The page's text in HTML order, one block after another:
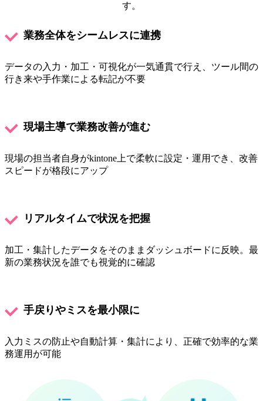
す。
業務全体をシームレスに連携
データの入力・加工・可視化が一気通貫で行え、ツール間の
行き来や手作業による転記が不要
現場主導で業務改善が進む
現場の担当者自身がkintone上で柔軟に設定・運用でき、改善
スピードが格段にアップ
リアルタイムで状況を把握
加工・集計したデータをそのままダッシュボードに反映。最
新の業務状況を誰でも視覚的に確認
手戻りやミスを最小限に
入力ミスの防止や自動計算・集計により、正確で効率的な業
務運用が可能